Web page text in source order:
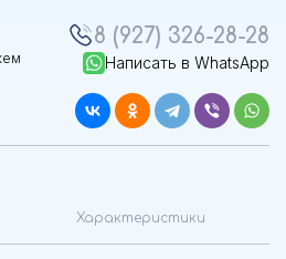
8 (927) 326-28-28
Написать в WhatsApp
Характеристики